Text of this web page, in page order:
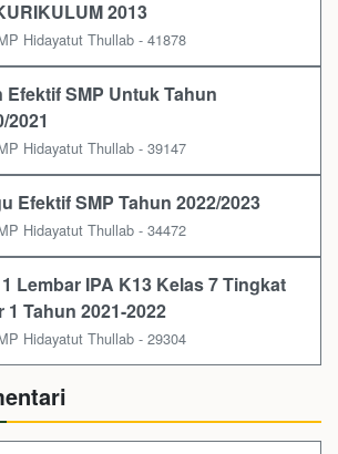
2013
Hidayatut Thullab - 41878
Efektif SMP Untuk Tahun
2021
Hidayatut Thullab - 39147
Efektif SMP Tahun 2022/2023
Hidayatut Thullab - 34472
Lembar IPA K13 Kelas 7 Tingkat
1 Tahun 2021-2022
Hidayatut Thullab - 29304